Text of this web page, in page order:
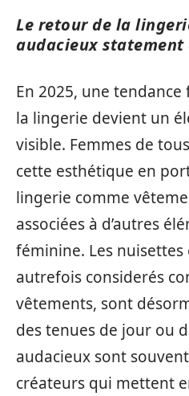
Le retour de la
audacieux statement
En 2025, une
la lingerie devient un
visible. Femmes de
cette esthétique en
lingerie comme
associées à d’autres
féminine. Les nuisettes
autrefois considerés
vêtements, sont
des tenues de jour ou
audacieux sont
créateurs qui mettent